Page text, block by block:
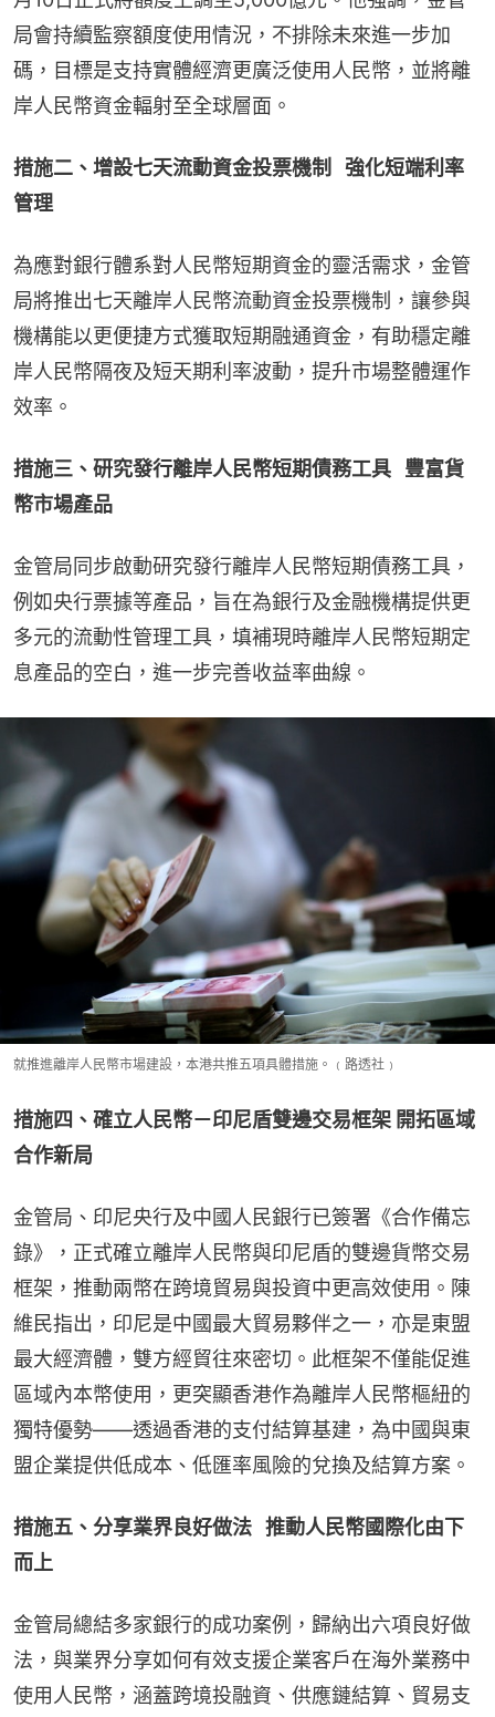
局會持續監察額度使用情況，不排除未來進一步加
碼，目標是支持實體經濟更廣泛使用人民幣，並將離
岸人民幣資金輻射至全球層面。
措施二、增設七天流動資金投票機制   強化短端利率
管理
為應對銀行體系對人民幣短期資金的靈活需求，金管
局將推出七天離岸人民幣流動資金投票機制，讓參與
機構能以更便捷方式獲取短期融通資金，有助穩定離
岸人民幣隔夜及短天期利率波動，提升市場整體運作
效率。
措施三、研究發行離岸人民幣短期債務工具   豐富貨
幣市場產品
金管局同步啟動研究發行離岸人民幣短期債務工具，
例如央行票據等產品，旨在為銀行及金融機構提供更
多元的流動性管理工具，填補現時離岸人民幣短期定
息產品的空白，進一步完善收益率曲線。
就推進離岸人民幣市場建設，本港共推五項具體措施。﹙路透社﹚
措施四、確立人民幣－印尼盾雙邊交易框架 開拓區域
合作新局
金管局、印尼央行及中國人民銀行已簽署《合作備忘
錄》，正式確立離岸人民幣與印尼盾的雙邊貨幣交易
框架，推動兩幣在跨境貿易與投資中更高效使用。陳
維民指出，印尼是中國最大貿易夥伴之一，亦是東盟
最大經濟體，雙方經貿往來密切。此框架不僅能促進
區域內本幣使用，更突顯香港作為離岸人民幣樞紐的
獨特優勢——透過香港的支付結算基建，為中國與東
盟企業提供低成本、低匯率風險的兌換及結算方案。
措施五、分享業界良好做法   推動人民幣國際化由下
而上
金管局總結多家銀行的成功案例，歸納出六項良好做
法，與業界分享如何有效支援企業客戶在海外業務中
使用人民幣，涵蓋跨境投融資、供應鏈結算、貿易支